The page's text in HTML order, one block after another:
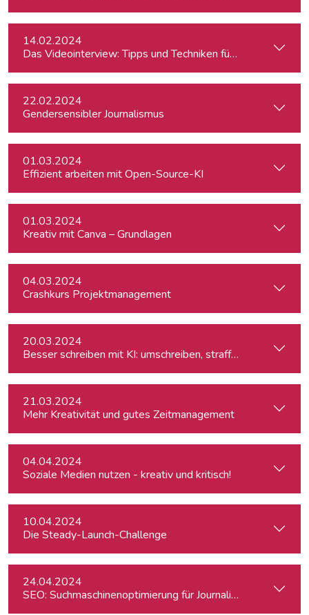
14.02.2024
Das Videointerview: Tipps und Techniken für TV und Web
22.02.2024
Gendersensibler Journalismus
01.03.2024
Effizient arbeiten mit Open-Source-KI
01.03.2024
Kreativ mit Canva – Grundlagen
04.03.2024
Crashkurs Projektmanagement
20.03.2024
Besser schreiben mit KI: umschreiben, straffen, redigieren
21.03.2024
Mehr Kreativität und gutes Zeitmanagement
04.04.2024
Soziale Medien nutzen - kreativ und kritisch!
10.04.2024
Die Steady-Launch-Challenge
24.04.2024
SEO: Suchmaschinenoptimierung für Journalist:innen